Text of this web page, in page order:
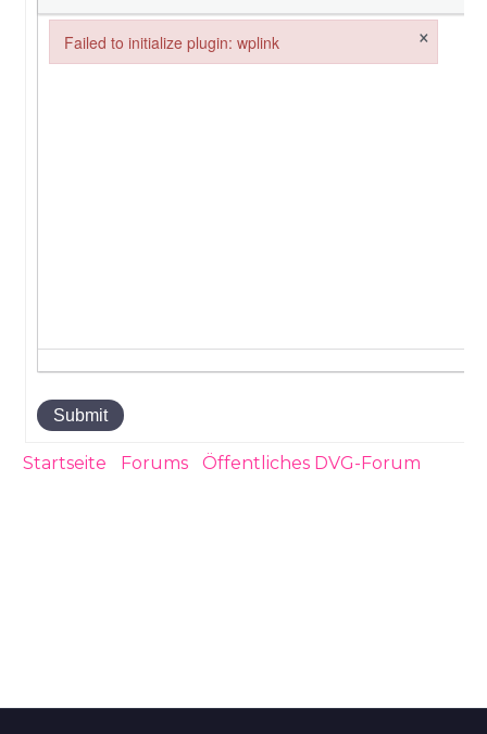
Submit
Startseite Forums Öffentliches DVG-Forum
Failed to initialize plugin: wplink ×
Failed to initialize plugin: wplink